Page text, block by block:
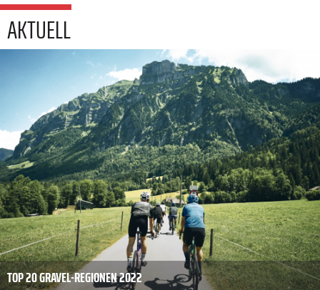
AKTUELL
TOP 20 GRAVEL-REGIONEN 2022